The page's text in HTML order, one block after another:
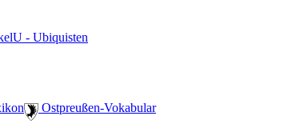
U - Ubiquisten
️ Ostpreußen-Vokabular